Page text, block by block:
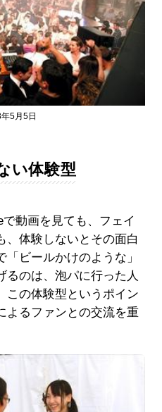
5月5日
い体験型
動画を見ても、フェイ
、体験しないとその面白
ビールかけのような」
るのは、泡パに行った人
この体験型というポイン
よるファンとの交流を重